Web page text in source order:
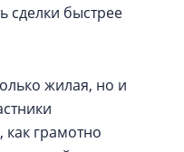
сделки быстрее
жилая, но и
грамотно